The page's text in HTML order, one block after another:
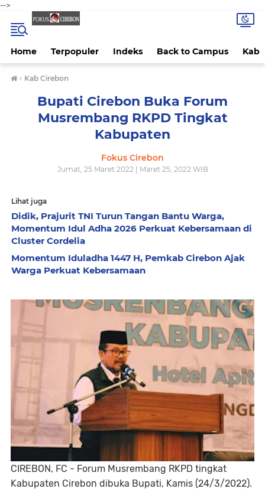
-->
Home Terpopuler Indeks Back to Campus Kab
› Kab Cirebon
Bupati Cirebon Buka Forum
Musrembang RKPD Tingkat
Kabupaten
Fokus Cirebon
Jumat, 25 Maret 2022 | Maret 25, 2022 WIB
Lihat juga
Didik, Prajurit TNI Turun Tangan Bantu Warga,
Momentum Idul Adha 2026 Perkuat Kebersamaan di
Cluster Cordelia
Momentum Iduladha 1447 H, Pemkab Cirebon Ajak
Warga Perkuat Kebersamaan
CIREBON, FC - Forum Musrembang RKPD tingkat
Kabupaten Cirebon dibuka Bupati, Kamis (24/3/2022).